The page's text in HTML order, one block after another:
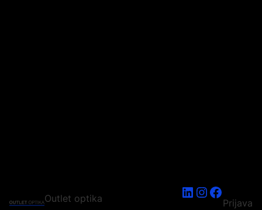
Outlet optika LinkedIn
Instagram
Prijava